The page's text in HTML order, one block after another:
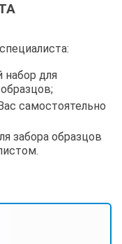
набор для
самостоятельно
забора образцов